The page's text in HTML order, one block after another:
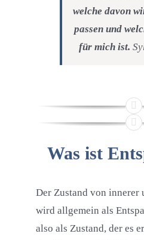
welche davon
passen und
für mich ist.
Was ist
Der Zustand von innerer
wird allgemein als
also als Zustand, der es